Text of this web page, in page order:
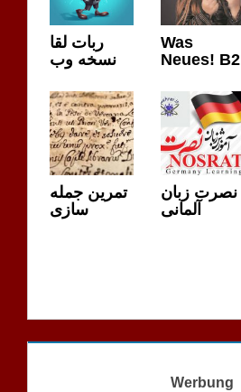
ربات لقا
نسخه وب
Was
Neues! B2
تمرین جمله
سازی
نصرت زبان
آلمانی
Werbung